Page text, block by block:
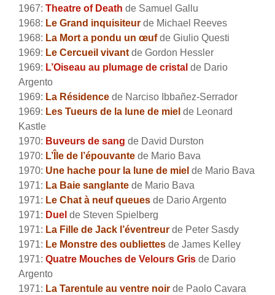
1967: Theatre of Death de Samuel Gallu
1968: Le Grand inquisiteur de Michael Reeves
1968: La Mort a pondu un œufde Giulio Questi
1969: Le Cercueil vivant de Gordon Hessler
1969: L’Oiseau au plumage de cristal de Dario
Argento
1969: La Résidence de Narciso Ibbañez-Serrador
1969: Les Tueurs de la lune de miel de Leonard
Kastle
1970: Buveurs de sang de David Durston
1970: L’Île de l’épouvante de Mario Bava
1970: Une hache pour la lune de miel de Mario Bava
1971: La Baie sanglante de Mario Bava
1971: Le Chat à neuf queues de Dario Argento
1971: Duel de Steven Spielberg
1971: La Fille de Jack l’éventreur de Peter Sasdy
1971: Le Monstre des oubliettes de James Kelley
1971: Quatre Mouches de Velours Gris de Dario
Argento
1971: La Tarentule au ventre noir de Paolo Cavara